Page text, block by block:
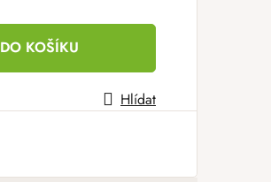
DO KOŠÍKU
Hlídat